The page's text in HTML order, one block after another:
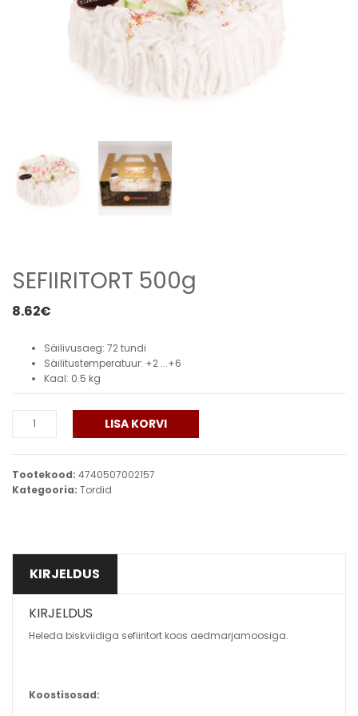
SEFIIRITORT 500g
8.62€
Säilivusaeg: 72 tundi
Säilitustemperatuur: +2 ...+6
Kaal: 0.5 kg
SEFIIRITORT
kogus
LISA KORVI
Tootekood: 4740507002157
Kategooria: Tordid
KIRJELDUS
KIRJELDUS
Heleda biskviidiga sefiiritort koos aedmarjamoosiga.
Koostisosad: